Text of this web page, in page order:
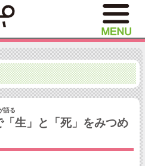
語る
生」と「死」をみつめ